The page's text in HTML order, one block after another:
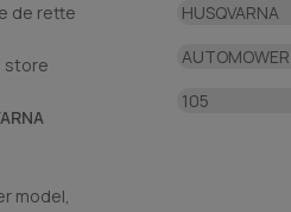
de rette
store
model,